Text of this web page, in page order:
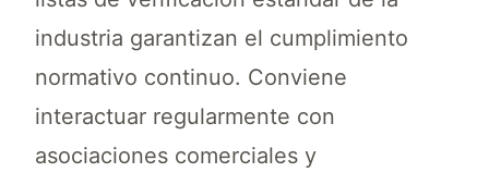
industria garantizan el cumplimiento
normativo continuo. Conviene
interactuar regularmente con
asociaciones comerciales y